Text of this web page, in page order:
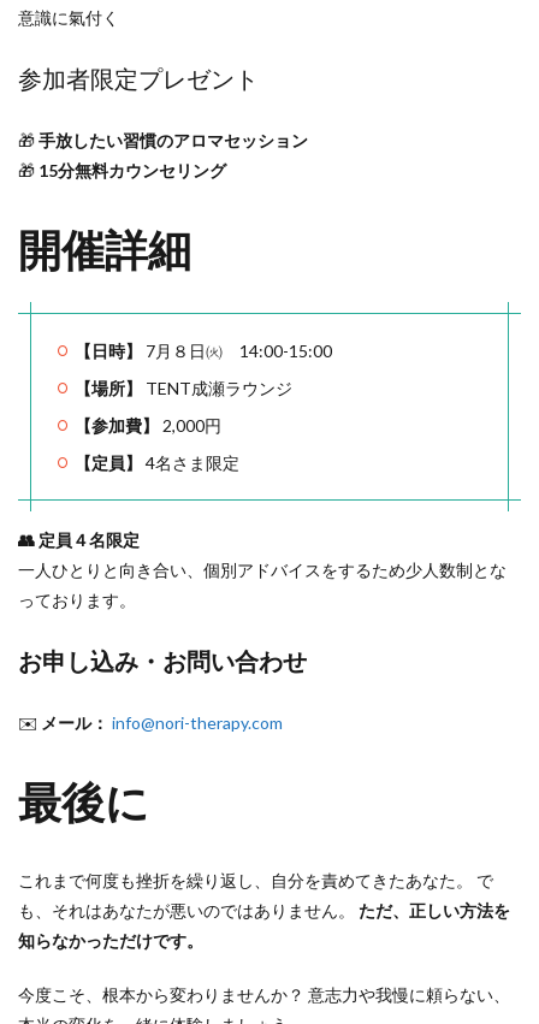
意識に氣付く
参加者限定プレゼント
🎁手放したい習慣のアロマセッション
🎁 15分無料カウンセリング
開催詳細
【日時】
7月８日㈫ 14:00-15:00
【場所】
TENT成瀬ラウンジ
【参加費】
2,000円
【定員】
4名さま限定
👥 定員４名限定
一人ひとりと向き合い、個別アドバイスをするため少人数制とな
っております。
お申し込み・お問い合わせ
✉️ メール： info@nori-therapy.com
最後に
これまで何度も挫折を繰り返し、自分を責めてきたあなた。 で
も、それはあなたが悪いのではありません。 ただ、正しい方法を
知らなかっただけです。
今度こそ、根本から変わりませんか？ 意志力や我慢に頼らない、